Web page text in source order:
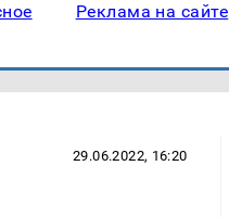
Реклама на сайте
29.06.2022, 16:20